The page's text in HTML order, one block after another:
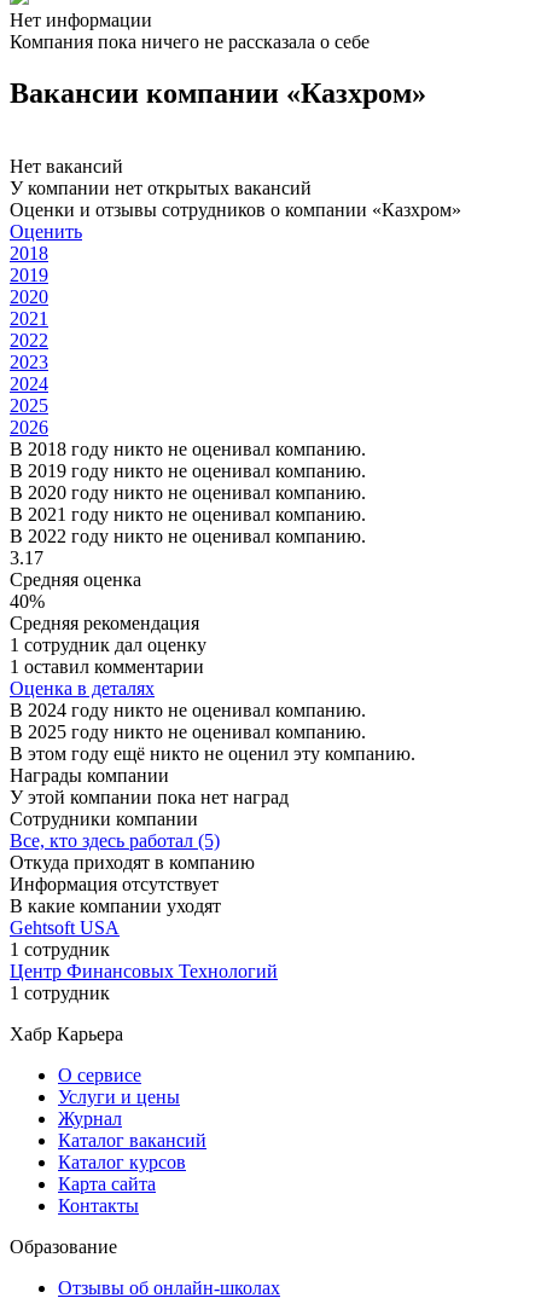
Нет информации
Компания пока ничего не рассказала о себе
Вакансии компании «Казхром»
Нет вакансий
У компании нет открытых вакансий
Оценки и отзывы сотрудников о компании «Казхром»
Оценить
2018
2019
2020
2021
2022
2023
2024
2025
2026
В 2018 году никто не оценивал компанию.
В 2019 году никто не оценивал компанию.
В 2020 году никто не оценивал компанию.
В 2021 году никто не оценивал компанию.
В 2022 году никто не оценивал компанию.
3.17
Средняя оценка
40%
Средняя рекомендация
1 сотрудник дал оценку
1 оставил комментарии
Оценка в деталях
В 2024 году никто не оценивал компанию.
В 2025 году никто не оценивал компанию.
В этом году ещё никто не оценил эту компанию.
Награды компании
У этой компании пока нет наград
Сотрудники компании
Все, кто здесь работал (5)
Откуда приходят в компанию
Информация отсутствует
В какие компании уходят
Gehtsoft USA
1 сотрудник
Центр Финансовых Технологий
1 сотрудник
Хабр Карьера
О сервисе
Услуги и цены
Журнал
Каталог вакансий
Каталог курсов
Карта сайта
Контакты
Образование
Отзывы об онлайн-школах